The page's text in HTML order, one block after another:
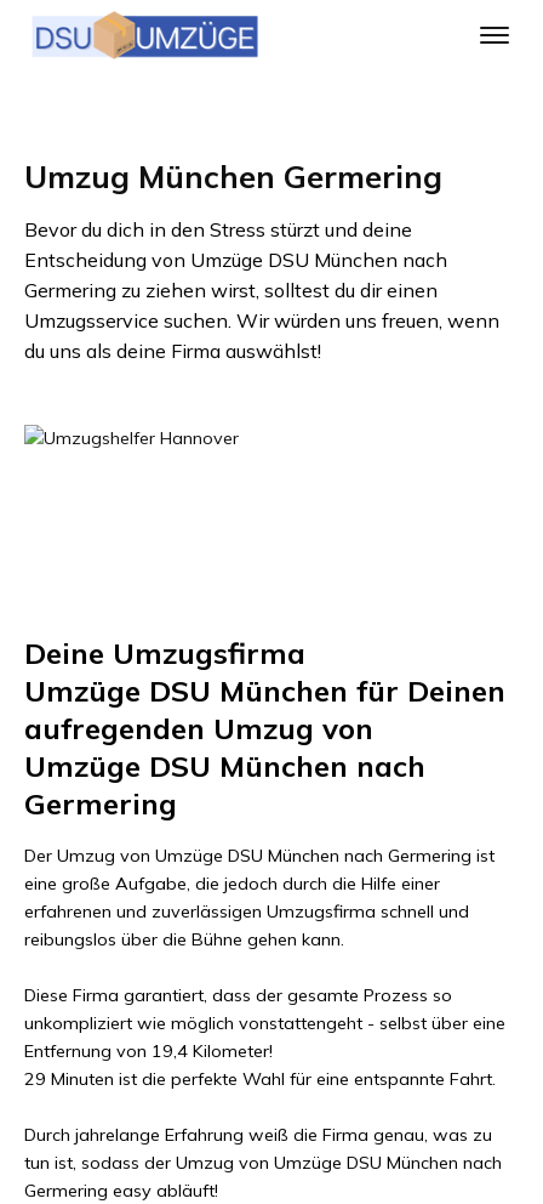
Umzug München Germering
Bevor du dich in den Stress stürzt und deine
Entscheidung von Umzüge DSU München nach
Germering zu ziehen wirst, solltest du dir einen
Umzugsservice suchen. Wir würden uns freuen, wenn
du uns als deine Firma auswählst!
Deine Umzugsfirma
Umzüge DSU München für Deinen
aufregenden Umzug von
Umzüge DSU München nach
Germering
Der Umzug von Umzüge DSU München nach Germering ist
eine große Aufgabe, die jedoch durch die Hilfe einer
erfahrenen und zuverlässigen Umzugsfirma schnell und
reibungslos über die Bühne gehen kann.
Diese Firma garantiert, dass der gesamte Prozess so
unkompliziert wie möglich vonstattengeht - selbst über eine
Entfernung von 19,4 Kilometer!
29 Minuten ist die perfekte Wahl für eine entspannte Fahrt.
Durch jahrelange Erfahrung weiß die Firma genau, was zu
tun ist, sodass der Umzug von Umzüge DSU München nach
Germering easy abläuft!